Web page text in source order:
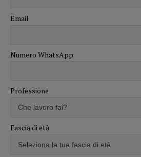
Email
Numero WhatsApp
Professione
Fascia di età